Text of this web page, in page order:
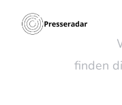
finden